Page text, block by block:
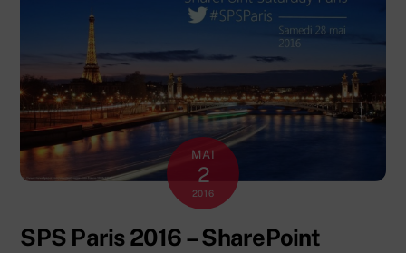
MAI
2
2016
SPS Paris 2016 – SharePoint